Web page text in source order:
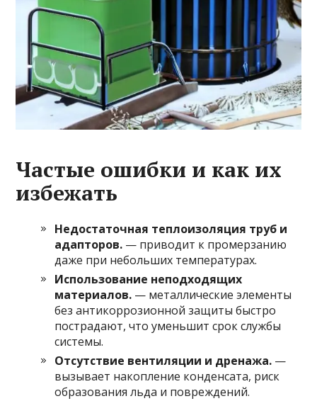
Частые ошибки и как их
избежать
Недостаточная теплоизоляция труб и
адапторов. — приводит к промерзанию
даже при небольших температурах.
Использование неподходящих
материалов. — металлические элементы
без антикоррозионной защиты быстро
пострадают, что уменьшит срок службы
системы.
Отсутствие вентиляции и дренажа. —
вызывает накопление конденсата, риск
образования льда и повреждений.